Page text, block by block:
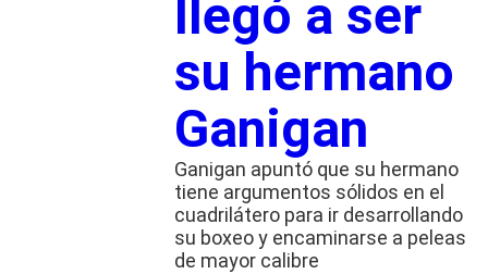
llegó a ser
su hermano
Ganigan
Ganigan apuntó que su hermano
tiene argumentos sólidos en el
cuadrilátero para ir desarrollando
su boxeo y encaminarse a peleas
de mayor calibre